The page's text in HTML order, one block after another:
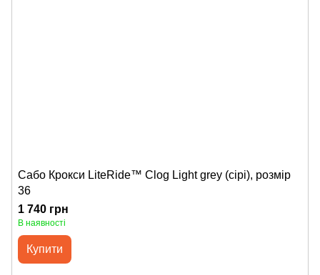
Сабо Крокси LiteRide™ Clog Light grey (сірі), розмір
36
1 740 грн
В наявності
Купити